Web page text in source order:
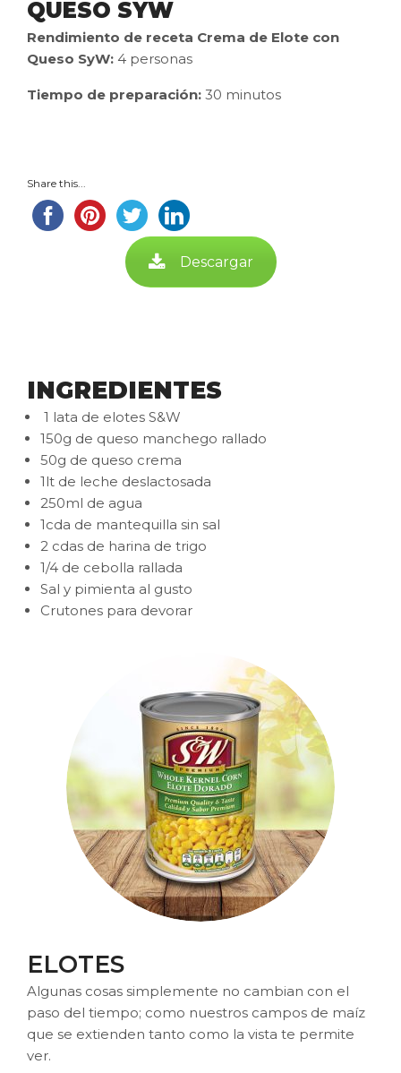
QUESO SYW
Rendimiento de receta Crema de Elote con
Queso SyW: 4 personas
Tiempo de preparación: 30 minutos
Share this...
Descargar
INGREDIENTES
1 lata de elotes S&W
150g de queso manchego rallado
50g de queso crema
1lt de leche deslactosada
250ml de agua
1cda de mantequilla sin sal
2 cdas de harina de trigo
1/4 de cebolla rallada
Sal y pimienta al gusto
Crutones para devorar
ELOTES
Algunas cosas simplemente no cambian con el
paso del tiempo; como nuestros campos de maíz
que se extienden tanto como la vista te permite
ver.